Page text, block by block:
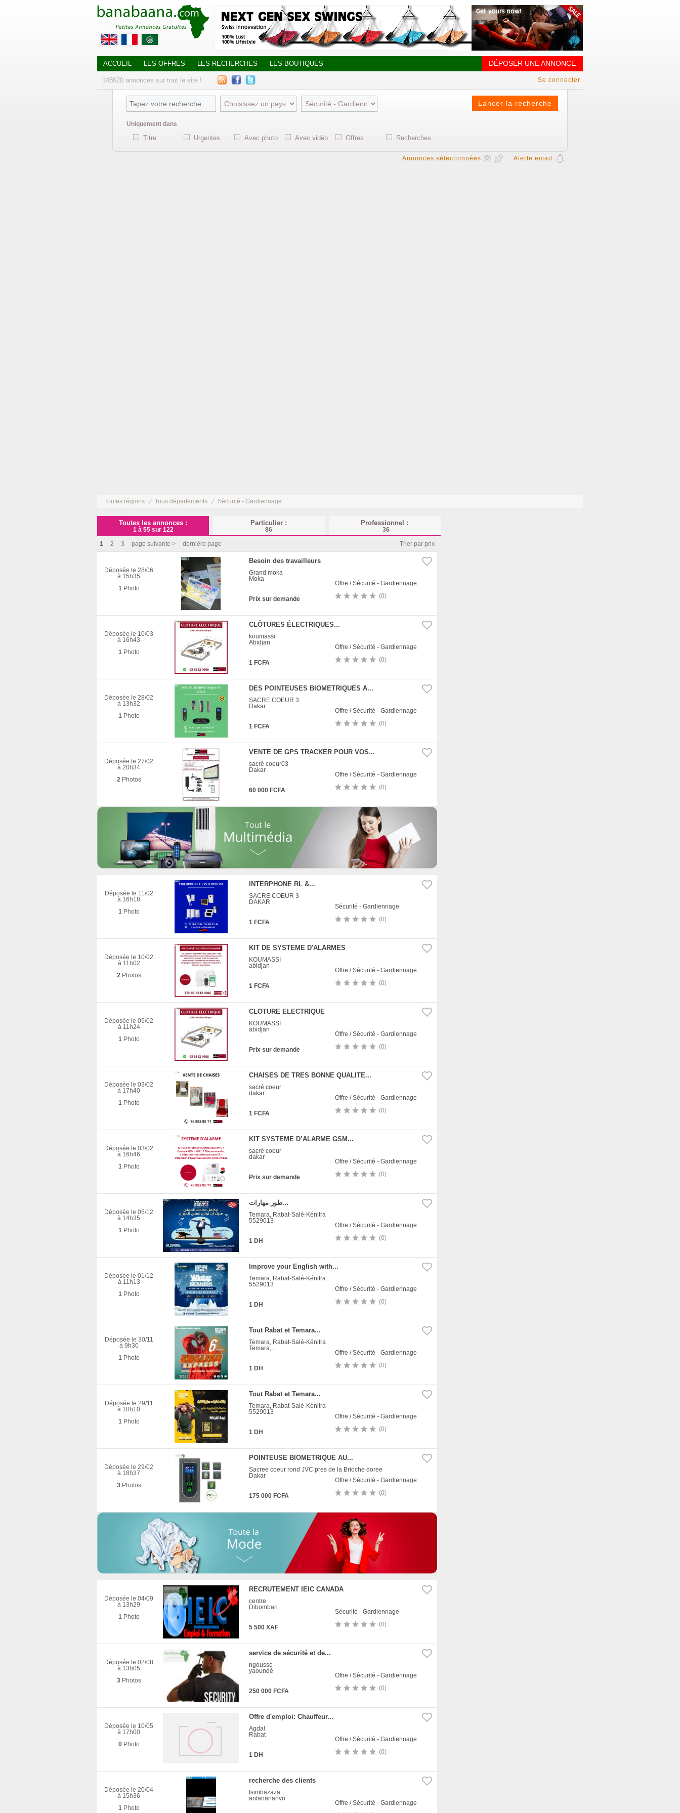
ACCUEIL LES OFFRES LES RECHERCHES LES BOUTIQUES DÉPOSER UNE ANNONCE
148620 annonces sur tout le site ! Se connecter
Uniquement dans
Titre Urgentes Avec photo Avec vidéo Offres Recherches
Alerte email
Annonces sélectionnées (0)
Toutes régions Tous départements Sécurité - Gardiennage
Toutes les annonces :
1 à 55 sur 122
Particulier :
86
Professionnel :
36
1 2 3 page suivante > dernière page Trier par prix
Besoin des travailleurs
Déposée le 28/06
à 15h35
1 Photo
Grand moka
Moka
Prix sur demande
Offre / Sécurité - Gardiennage
(0)
CLÔTURES ÉLECTRIQUES...
Déposée le 10/03
à 16h43
1 Photo
koumassi
Abidjan
1 FCFA
Offre / Sécurité - Gardiennage
(0)
DES POINTEUSES BIOMETRIQUES A...
Déposée le 28/02
à 13h32
1 Photo
SACRE COEUR 3
Dakar
1 FCFA
Offre / Sécurité - Gardiennage
(0)
VENTE DE GPS TRACKER POUR VOS...
Déposée le 27/02
à 20h34
2 Photos
sacré coeur03
Dakar
60 000 FCFA
Offre / Sécurité - Gardiennage
(0)
INTERPHONE RL &...
Déposée le 11/02
à 16h18
1 Photo
SACRE COEUR 3
DAKAR
1 FCFA
Sécurité - Gardiennage
(0)
KIT DE SYSTEME D'ALARMES
Déposée le 10/02
à 11h02
2 Photos
KOUMASSI
abidjan
1 FCFA
Offre / Sécurité - Gardiennage
(0)
CLOTURE ELECTRIQUE
Déposée le 05/02
à 11h24
1 Photo
KOUMASSI
abidjan
Prix sur demande
Offre / Sécurité - Gardiennage
(0)
CHAISES DE TRES BONNE QUALITE...
Déposée le 03/02
à 17h40
1 Photo
sacré coeur
dakar
1 FCFA
Offre / Sécurité - Gardiennage
(0)
KIT SYSTEME D’ALARME GSM...
Déposée le 03/02
à 16h46
1 Photo
sacré coeur
dakar
Prix sur demande
Offre / Sécurité - Gardiennage
(0)
طور مهارات...
Déposée le 05/12
à 14h35
1 Photo
Temara, Rabat-Salé-Kénitra
5529013
1 DH
Offre / Sécurité - Gardiennage
(0)
Improve your English with...
Déposée le 01/12
à 11h13
1 Photo
Temara, Rabat-Salé-Kénitra
5529013
1 DH
Offre / Sécurité - Gardiennage
(0)
Tout Rabat et Temara...
Déposée le 30/11
à 9h30
1 Photo
Temara, Rabat-Salé-Kénitra
Temara,...
1 DH
Offre / Sécurité - Gardiennage
(0)
Tout Rabat et Temara...
Déposée le 29/11
à 10h10
1 Photo
Temara, Rabat-Salé-Kénitra
5529013
1 DH
Offre / Sécurité - Gardiennage
(0)
POINTEUSE BIOMETRIQUE AU...
Déposée le 29/02
à 18h37
3Photos
Sacree coeur rond JVC pres de la Brioche doree
Dakar
175 000 FCFA
Offre / Sécurité - Gardiennage
(0)
RECRUTEMENT IEIC CANADA
Déposée le 04/09
à 13h29
1 Photo
centre
Dibombari
5 500 XAF
Sécurité - Gardiennage
(0)
service de sécurité et de...
Déposée le 02/08
à 13h05
3Photos
ngousso
yaoundé
250 000 FCFA
Offre / Sécurité - Gardiennage
(0)
Offre d'emploi: Chauffeur...
Déposée le 10/05
à 17h00
0Photo
Agdal
Rabat
1 DH
Offre / Sécurité - Gardiennage
(0)
recherche des clients
Déposée le 20/04
à 15h36
1 Photo
tsimbazaza
antananarivo
Offre / Sécurité - Gardiennage